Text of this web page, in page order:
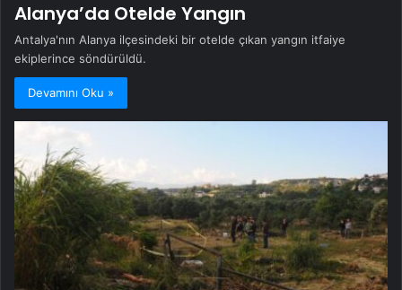
Alanya’da Otelde Yangın
Antalya'nın Alanya ilçesindeki bir otelde çıkan yangın itfaiye
ekiplerince söndürüldü.
Devamını Oku »